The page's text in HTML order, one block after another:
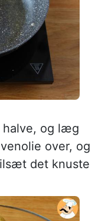
og læg
over, og
det knuste